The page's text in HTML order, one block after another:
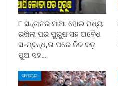
୮ ସନ୍ତାନର ମାଆ ହୋଇ ମଧ୍ୟ
ରଖିଲା ପର ପୁରୁଷ ସହ ଅବୈଧ
ସ-ମ୍ବନ୍ଧ,ତା ପରେ ନିଜ ବଡ଼
ପୁଅ ସହ…
ସମାଚାର